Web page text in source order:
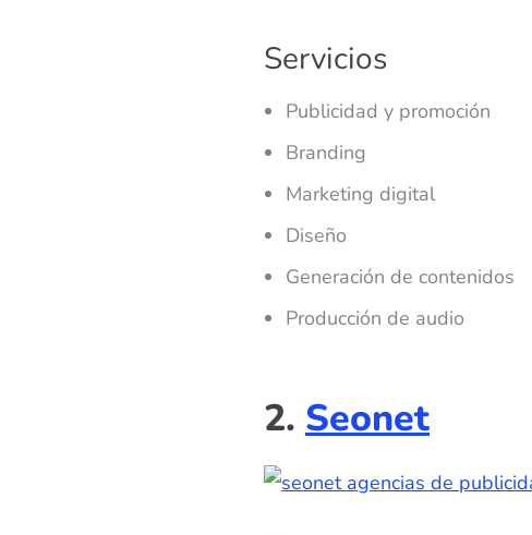
Servicios
Publicidad y promoción
Branding
Marketing digital
Diseño
Generación de contenidos
Producción de audio
2. Seonet